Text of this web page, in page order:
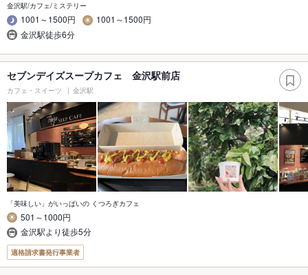
金沢駅/カフェ/ミステリー
1001～1500円
1001～1500円
金沢駅徒歩6分
セブンデイズスープカフェ 金沢駅前店
カフェ・スイーツ 金沢駅
「美味しい」がいっぱいの くつろぎカフェ
501～1000円
金沢駅より徒歩5分
適格請求書発行事業者